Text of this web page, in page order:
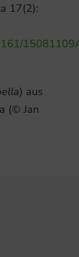
17(2):
) aus
(© Jan